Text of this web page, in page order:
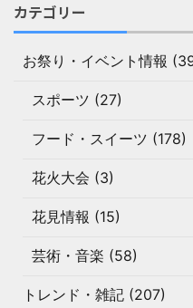
カテゴリー
お祭り・イベント情報
スポーツ (27)
フード・スイーツ (178)
花火大会 (3)
花見情報 (15)
芸術・音楽 (58)
トレンド・雑記 (207)